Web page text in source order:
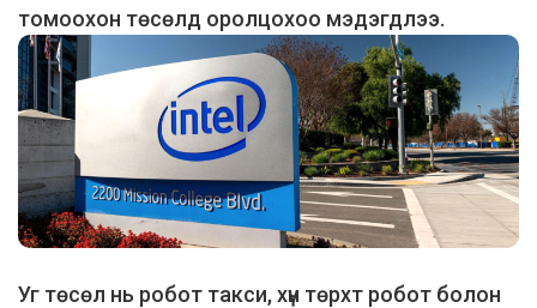
томоохон төсөлд оролцохоо мэдэгдлээ.
Уг төсөл нь робот такси, хүн төрхт робот болон